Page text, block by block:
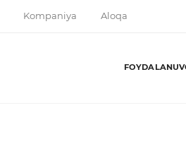
Kompaniya Aloqa